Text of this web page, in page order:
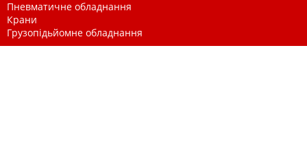
Пневматичне обладнання
Крани
Грузопідьйомне обладнання